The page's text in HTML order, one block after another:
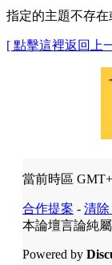
指定的主題不存在
[ 點擊這裡返回上
當前時區
合作提案 - 清除
本論壇言論純
Powered by